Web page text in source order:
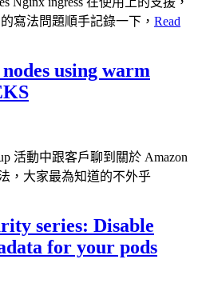
寫法問題順手記錄一下， Read
using warm
活動中跟客戶聊到關於 Amazon
，大家最為知道的不外乎
series: Disable
for your pods